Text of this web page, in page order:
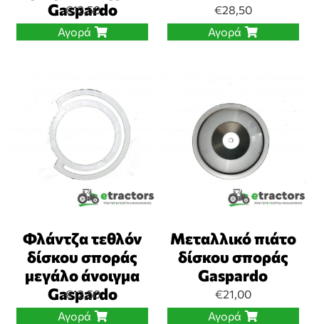
Gaspardo
€12,50
Αγορά
€28,50
Αγορά
Φλάντζα τεθλόν
δίσκου σποράς
μεγάλο άνοιγμα
Gaspardo
€12,50
Αγορά
Μεταλλικό πιάτο
δίσκου σποράς
Gaspardo
€21,00
Αγορά